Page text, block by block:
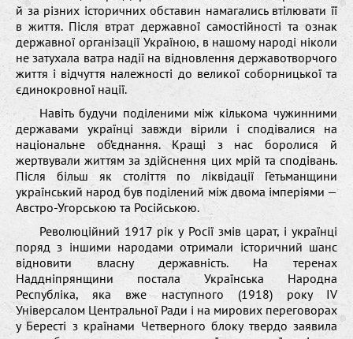
й за різних історичних обставин намагались втілювати її
в життя. Після втрат державної самостійності та ознак
державної організації Україною, в нашому народі ніколи
не затухала ватра надії на відновлення державотворчого
життя і відчуття належності до великої соборницької та
єдинокровної нації.
Навіть будучи поділеними між кількома чужинними
державами українці завжди вірили і сподівалися на
національне об’єднання. Кращі з нас боролися й
жертвували життям за здійснення цих мрій та сподівань.
Після більш як століття по ліквідації Гетьманщини
український народ був поділений між двома імперіями —
Австро-Угорською та Російською.
Революційний 1917 рік у Росії змів царат, і українці
поряд з іншими народами отримали історичний шанс
відновити власну державність. На теренах
Наддніпрянщини постала Українська Народна
Республіка, яка вже наступного (1918) року IV
Універсалом Центральної Ради і на мирових переговорах
у Бересті з країнами Четверного блоку твердо заявила